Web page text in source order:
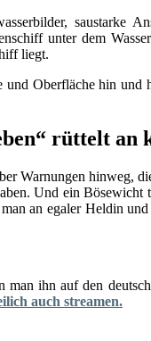
saustarke
unter dem
liegt.
Oberfläche hin
rüttelt an
Warnungen hinweg,
Und ein
an egaler Heldin
ihn auf den
auch streamen.